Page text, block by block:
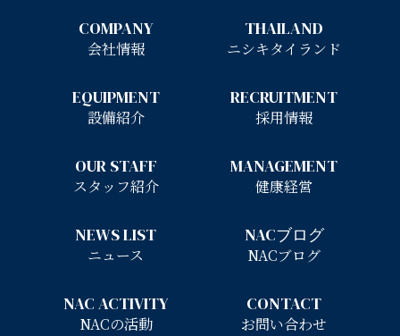
COMPANY
会社情報
THAILAND
ニシキタイランド
EQUIPMENT
設備紹介
RECRUITMENT
採用情報
OUR STAFF
スタッフ紹介
MANAGEMENT
健康経営
NEWS LIST
ニュース
NACブログ
NACブログ
NAC ACTIVITY
NACの活動
CONTACT
お問い合わせ